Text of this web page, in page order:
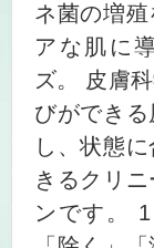
ネ菌の増
アな肌に
ズ。 皮膚
びができ
し、状態
きるクリ
ンです。